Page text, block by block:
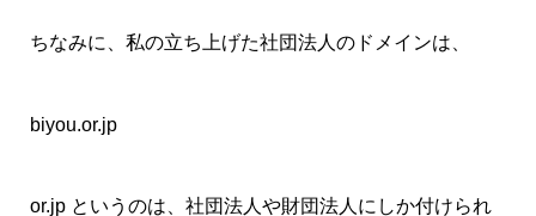
ちなみに、私の立ち上げた社団法人のドメインは、
biyou.or.jp
or.jp というのは、社団法人や財団法人にしか付けられ